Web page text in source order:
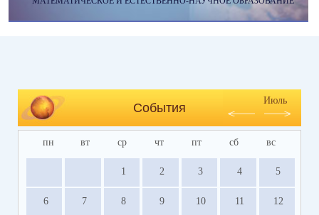
События
Июль
пн вт ср чт пт сб вс
1 2 3 4 5
6 7 8 9 10 11 12